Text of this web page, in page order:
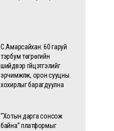
С.Амарсайхан: 60 гаруй
тэрбум төгрөгийн
шийдвэр гүйцэтгэлийг
эрчимжүүлж, орон сууцны
хохирлыг барагдуулна
“Хотын дарга сонсож
байна” платформыг